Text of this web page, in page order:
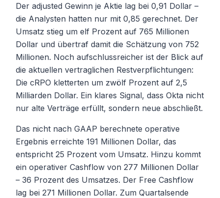
Der adjusted Gewinn je Aktie lag bei 0,91 Dollar –
die Analysten hatten nur mit 0,85 gerechnet. Der
Umsatz stieg um elf Prozent auf 765 Millionen
Dollar und übertraf damit die Schätzung von 752
Millionen. Noch aufschlussreicher ist der Blick auf
die aktuellen vertraglichen Restverpflichtungen:
Die cRPO kletterten um zwölf Prozent auf 2,5
Milliarden Dollar. Ein klares Signal, dass Okta nicht
nur alte Verträge erfüllt, sondern neue abschließt.
Das nicht nach GAAP berechnete operative
Ergebnis erreichte 191 Millionen Dollar, das
entspricht 25 Prozent vom Umsatz. Hinzu kommt
ein operativer Cashflow von 277 Millionen Dollar
– 36 Prozent des Umsatzes. Der Free Cashflow
lag bei 271 Millionen Dollar. Zum Quartalsende